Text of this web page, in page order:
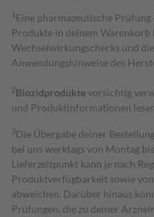
1 Eine pharmazeutische
Produkte in deinem
Wechselwirkungschecks und
Anwendungshinweise des
2Biozidproduktevorsichtig
und Produktinformationen
3Die Übergabe deiner
bei uns werktags von Montag
Lieferzeitpunkt kann je nach
Produktverfügbarkeit sowie
abweichen. Darüber hinaus
Prüfungen, die zu deiner